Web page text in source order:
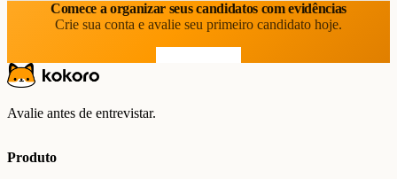
Comece a organizar seus candidatos com evidências
Crie sua conta e avalie seu primeiro candidato hoje.
Avalie antes de entrevistar.
Produto